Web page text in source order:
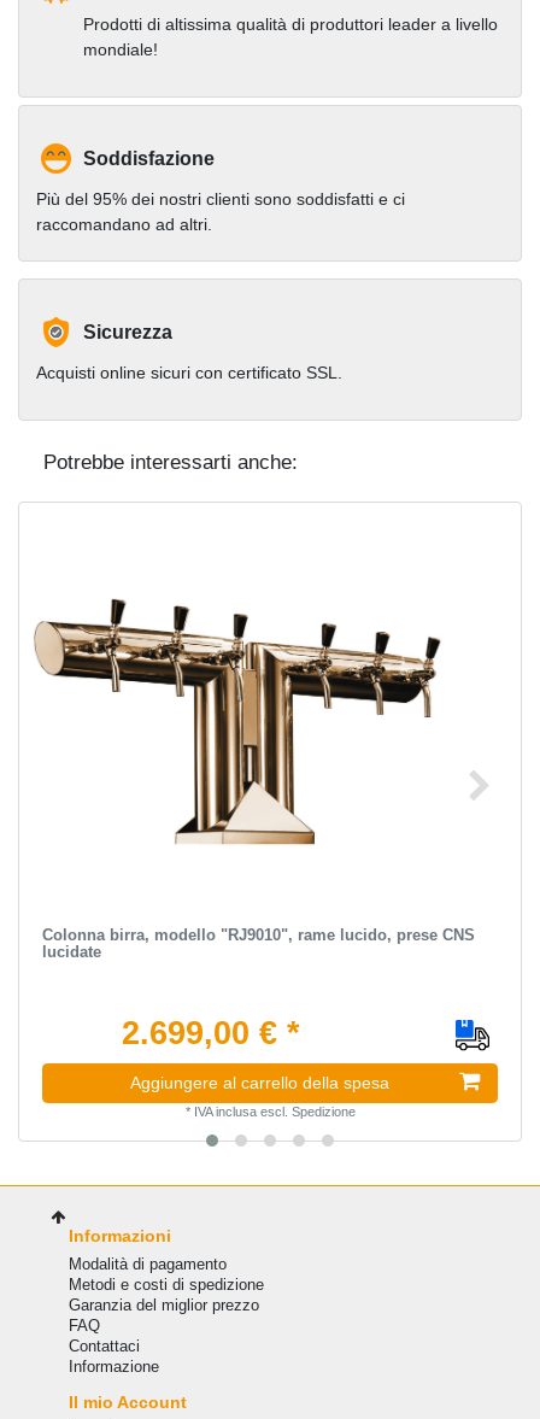
Prodotti di altissima qualità di produttori leader a livello
mondiale!
Soddisfazione
Più del 95% dei nostri clienti sono soddisfatti e ci
raccomandano ad altri.
Sicurezza
Acquisti online sicuri con certificato SSL.
Potrebbe interessarti anche:
Colonna birra, modello "RJ9010", rame lucido, prese CNS
lucidate
2.699,00 € *
Aggiungere al carrello della spesa
* IVA inclusaescl. Spedizione
Informazioni
Modalità di pagamento
Metodi e costi di spedizione
Garanzia del miglior prezzo
FAQ
Сontattaci
Informazione
Il mio Account